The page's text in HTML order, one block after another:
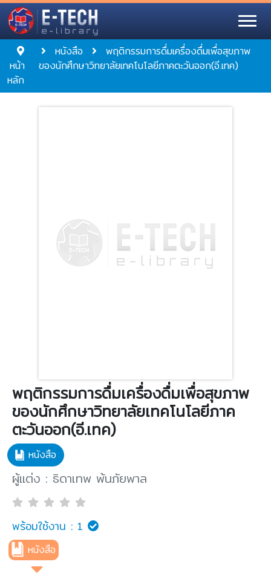
หน้า
หลัก
หนังสือ
พฤติกรรมการดื่มเครื่องดื่มเพื่อสุขภาพ
ของนักศึกษาวิทยาลัยเทคโนโลยีภาคตะวันออก(อี.เทค)
พฤติกรรมการดื่มเครื่องดื่มเพื่อสุขภาพ
ของนักศึกษาวิทยาลัยเทคโนโลยีภาค
ตะวันออก(อี.เทค)
หนังสือ
ผู้แต่ง : ธิดาเทพ พ้นภัยพาล
พร้อมใช้งาน : 1
หนังสือ